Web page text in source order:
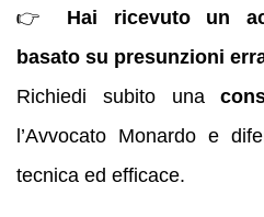
👉 Hai ricevuto un
basato su presunzioni
Richiedi subito una
l’Avvocato Monardo e
tecnica ed efficace.